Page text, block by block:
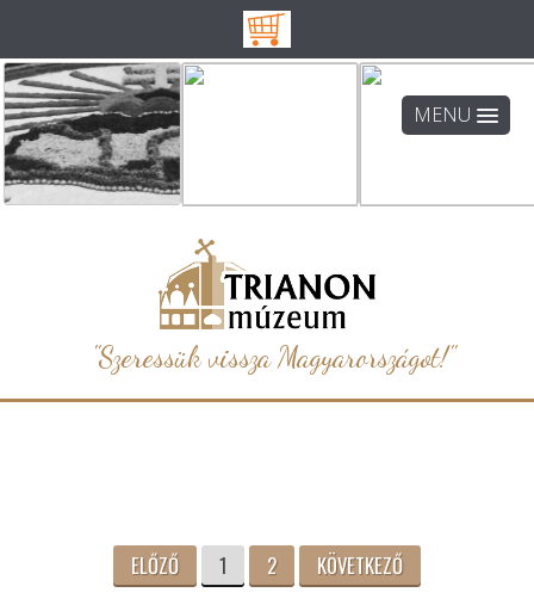
MENU
"Szeressük vissza Magyarországot!"
ELŐZŐ 1 2 KÖVETKEZŐ